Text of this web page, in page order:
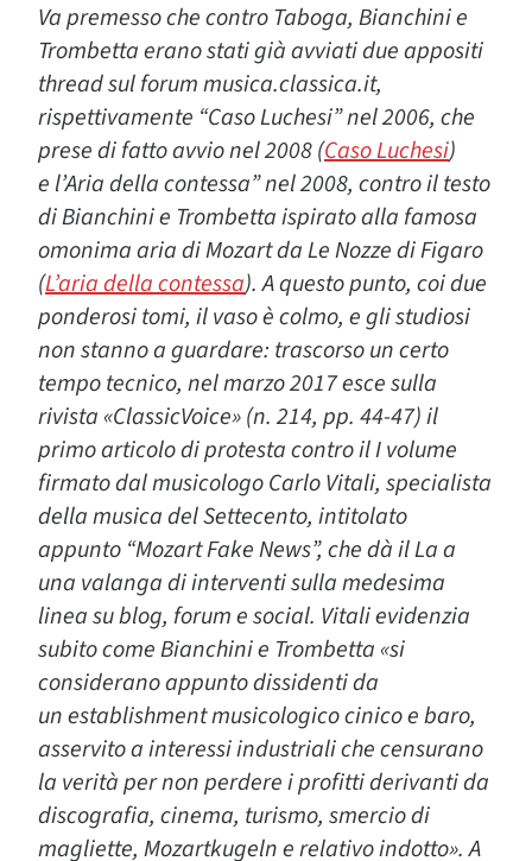
Va premesso che contro Taboga, Bianchini e
Trombetta erano stati già avviati due appositi
thread sul forum musica.classica.it,
rispettivamente “Caso Luchesi” nel 2006, che
prese di fatto avvio nel 2008 (Caso Luchesi)
e l’Aria della contessa” nel 2008, contro il testo
di Bianchini e Trombetta ispirato alla famosa
omonima aria di Mozart da Le Nozze di Figaro
(L’aria della contessa). A questo punto, coi due
ponderosi tomi, il vaso è colmo, e gli studiosi
non stanno a guardare: trascorso un certo
tempo tecnico, nel marzo 2017 esce sulla
rivista «ClassicVoice» (n. 214, pp. 44-47) il
primo articolo di protesta contro il I volume
firmato dal musicologo Carlo Vitali, specialista
della musica del Settecento, intitolato
appunto “Mozart Fake News”, che dà il La a
una valanga di interventi sulla medesima
linea su blog, forum e social. Vitali evidenzia
subito come Bianchini e Trombetta «si
considerano appunto dissidenti da
un establishment musicologico cinico e baro,
asservito a interessi industriali che censurano
la verità per non perdere i profitti derivanti da
discografia, cinema, turismo, smercio di
magliette, Mozartkugeln e relativo indotto». A